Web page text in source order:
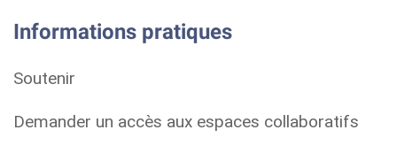
Informations pratiques
Soutenir
Demander un accès aux espaces collaboratifs